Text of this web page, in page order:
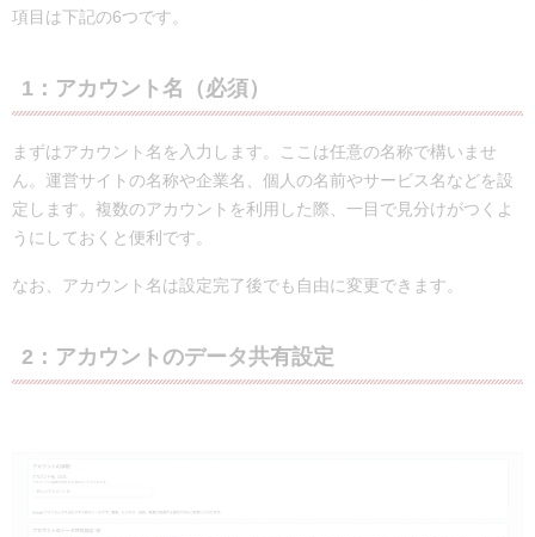
項目は下記の6つです。
1：アカウント名（必須）
まずはアカウント名を入力します。ここは任意の名称で構いませ
ん。運営サイトの名称や企業名、個人の名前やサービス名などを設
定します。複数のアカウントを利用した際、一目で見分けがつくよ
うにしておくと便利です。
なお、アカウント名は設定完了後でも自由に変更できます。
2：アカウントのデータ共有設定